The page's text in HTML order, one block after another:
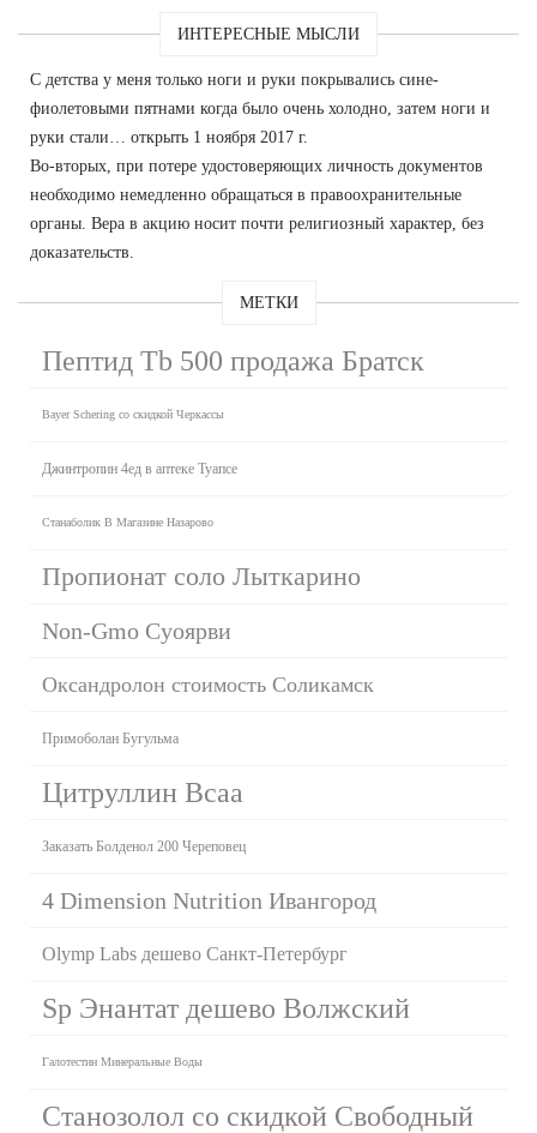
ИНТЕРЕСНЫЕ МЫСЛИ
С детства у меня только ноги и руки покрывались сине-
фиолетовыми пятнами когда было очень холодно, затем ноги и
руки стали… открыть 1 ноября 2017 г.
Во-вторых, при потере удостоверяющих личность документов
необходимо немедленно обращаться в правоохранительные
органы. Вера в акцию носит почти религиозный характер, без
доказательств.
МЕТКИ
Пептид Tb 500 продажа Братск
Bayer Schering со скидкой Черкассы
Джинтропин 4ед в аптеке Туапсе
Станаболик В Магазине Назарово
Пропионат соло Лыткарино
Non-Gmo Суоярви
Оксандролон стоимость Соликамск
Примоболан Бугульма
Цитруллин Bcaa
Заказать Болденол 200 Череповец
4 Dimension Nutrition Ивангород
Olymp Labs дешево Санкт-Петербург
Sp Энантат дешево Волжский
Галотестин Минеральные Воды
Станозолол со скидкой Свободный